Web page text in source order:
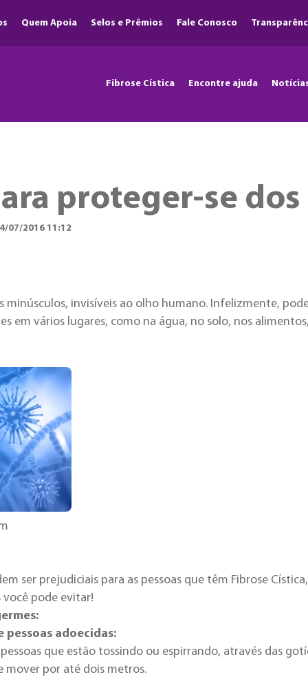
Quem Apoia Selos e Prêmios Fale Conosco
Fibrose Cística Encontre ajuda
proteger-se
07/2016 11:12
minúsculos, invisíveis ao olho humano. Infelizmente,
em vários lugares, como na água, no solo, nos
ser prejudiciais para as pessoas que têm Fibrose
pode evitar!
pessoas adoecidas:
que estão tossindo ou espirrando, através das
mover por até dois metros.